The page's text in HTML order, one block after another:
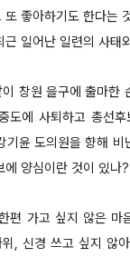
좋아하기도 한다는
일어난 일련의 사태
창원 을구에 출마한
도에 사퇴하고 총선
기윤 도의원을 향해 비
에 양심이란 것이 있나
편 가고 싶지 않은 마
, 신경 쓰고 싶지 않